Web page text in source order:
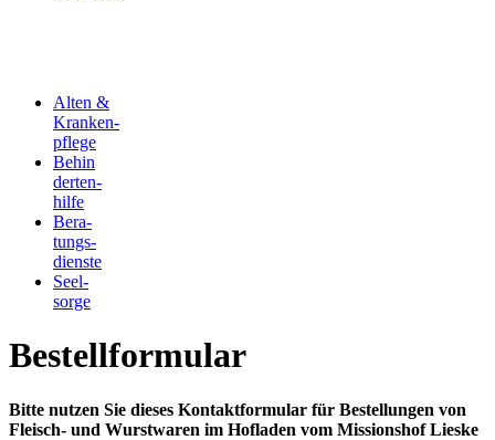
Alten &
Kranken-
pflege
Behin
derten-
hilfe
Bera-
tungs-
dienste
Seel-
sorge
Bestellformular
Bitte nutzen Sie dieses Kontaktformular für Bestellungen von
Fleisch- und Wurstwaren im Hofladen vom Missionshof Lieske